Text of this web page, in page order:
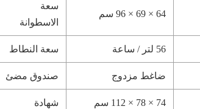
64 × 69 × 96 سم
سعة
الاسطوانة
56 لتر / ساعة سعة النطاط
ضاغط مزدوج صندوق مضئ
74 × 78 × 112 سم شهادة